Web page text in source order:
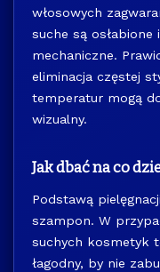
włosowych
suche są osłabione
mechaniczne.
eliminacja częstej
temperatur mogą
wizualny.
Jak dbać na co
Podstawą
szampon. W
suchych kosmetyk
łagodny, by nie